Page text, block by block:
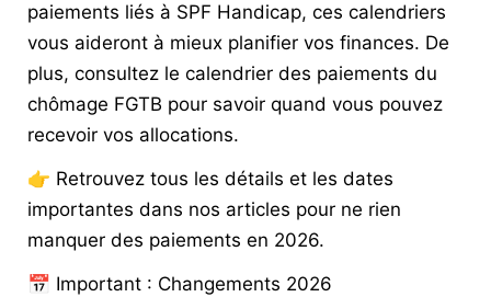
paiements liés à SPF Handicap, ces calendriers
vous aideront à mieux planifier vos finances. De
plus, consultez le calendrier des paiements du
chômage FGTB pour savoir quand vous pouvez
recevoir vos allocations.
👉 Retrouvez tous les détails et les dates
importantes dans nos articles pour ne rien
manquer des paiements en 2026.
📅 Important : Changements 2026